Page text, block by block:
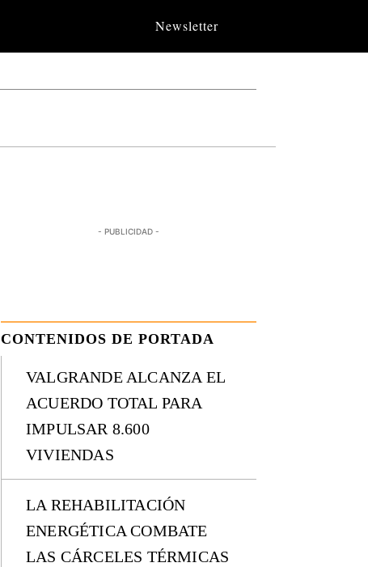
Newsletter
- PUBLICIDAD -
CONTENIDOS DE PORTADA
VALGRANDE ALCANZA EL
ACUERDO TOTAL PARA
IMPULSAR 8.600
VIVIENDAS
LA REHABILITACIÓN
ENERGÉTICA COMBATE
LAS CÁRCELES TÉRMICAS